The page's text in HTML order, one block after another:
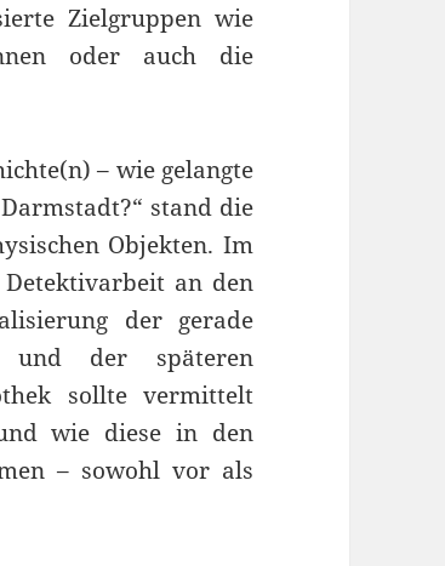
Zielgruppen wie
oder auch die
– wie gelangte
stand die
Objekten. Im
Detektivarbeit an den
der gerade
und der späteren
sollte vermittelt
wie diese in den
– sowohl vor als